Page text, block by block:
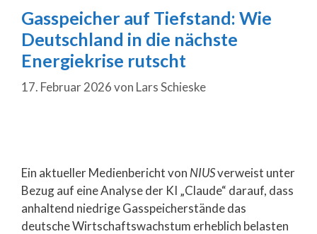
Gasspeicher auf Tiefstand: Wie
Deutschland in die nächste
Energiekrise rutscht
17. Februar 2026von Lars Schieske
Ein aktueller Medienbericht von NIUSverweist unter
Bezug auf eine Analyse der KI „Claude“ darauf, dass
anhaltend niedrige Gasspeicherstände das
deutsche Wirtschaftswachstum erheblich belasten